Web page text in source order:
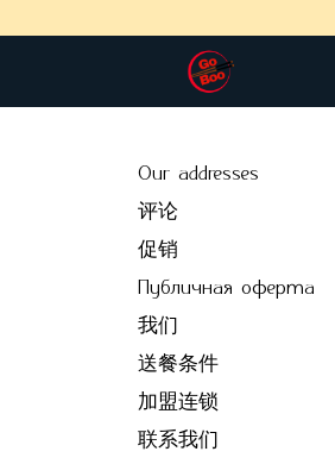
Our addresses
评论
促销
Публичная оферта
我们
送餐条件
加盟连锁
联系我们